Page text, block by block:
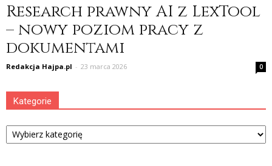
Research prawny AI z LexTool
– nowy poziom pracy z
dokumentami
Redakcja Hajpa.pl - 23 marca 2026 0
Kategorie
Kategorie